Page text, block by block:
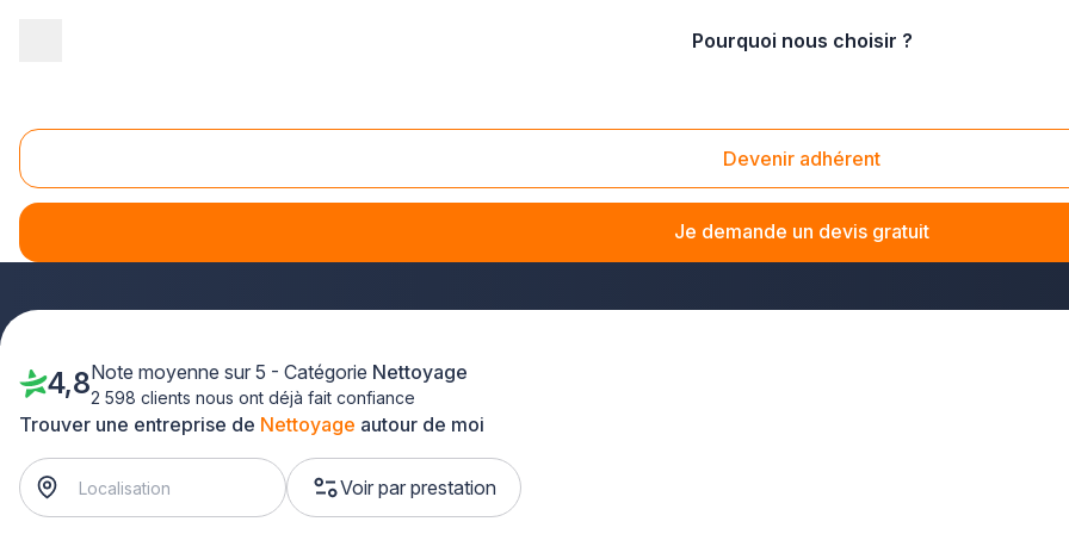
Pourquoi nous choisir ?
Devenir adhérent
Je demande un devis gratuit
Nettoyage Cernay (68700)
Vous recherchez une société de nettoyage fiable à Cernay ? La solution Plus que pro vous met en relation avec des
tous vos besoins de propreté. Que vous soyez un particulier ou une entreprise, notre réseau d'agences de propreté
garantir des résultats impeccables.
Trouver une entreprise de Nettoyage autour de moi
Voir par prestation
4,8Note moyenne sur 5 - Catégorie Nettoyage
2 598 clients nous ont déjà fait confiance